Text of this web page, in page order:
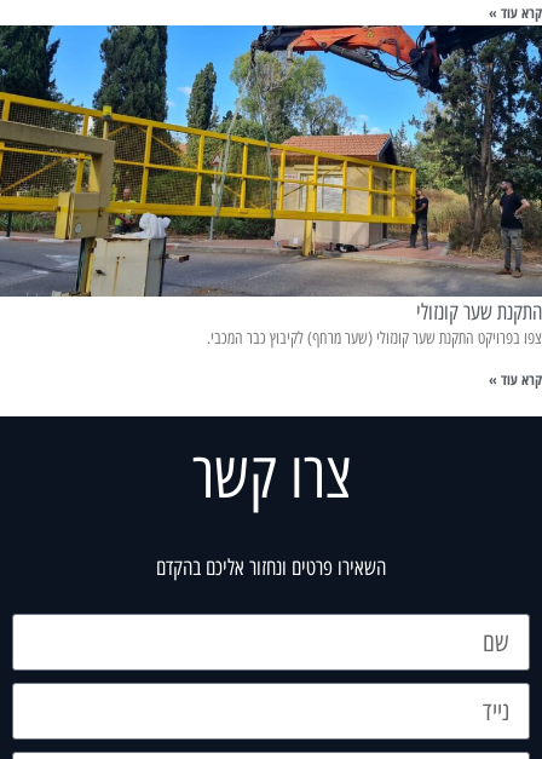
קרא עוד »
התקנת שער קונזולי
צפו בפרויקט התקנת שער קונזולי (שער מרחף) לקיבוץ כבר המכבי.
קרא עוד »
צרו קשר
השאירו פרטים ונחזור אליכם בהקדם